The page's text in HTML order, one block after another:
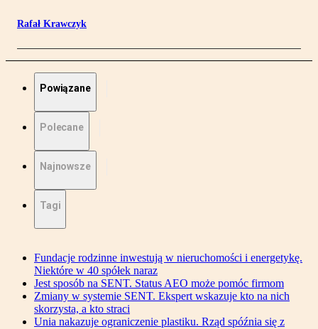
Rafał Krawczyk
Powiązane
Polecane
Najnowsze
Tagi
Fundacje rodzinne inwestują w nieruchomości i energetykę.
Niektóre w 40 spółek naraz
Jest sposób na SENT. Status AEO może pomóc firmom
Zmiany w systemie SENT. Ekspert wskazuje kto na nich
skorzysta, a kto straci
Unia nakazuje ograniczenie plastiku. Rząd spóźnia się z